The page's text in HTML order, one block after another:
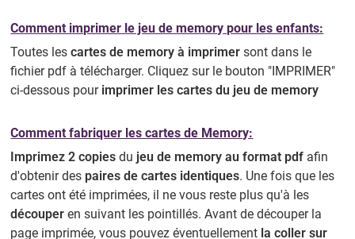
Comment imprimer le jeu de memory pour les enfants:
Toutes lescartes de memory à imprimer sont dans le
fichier pdf à télécharger. Cliquez sur le bouton "IMPRIMER"
ci-dessous pour imprimer les cartes du jeu de memory
Comment fabriquer les cartes de Memory:
Imprimez 2 copies du jeu de memory au format pdf afin
d'obtenir des paires de cartes identiques. Une fois que les
cartes ont été imprimées, il ne vous reste plus qu'à les
découper en suivant les pointillés. Avant de découper la
page imprimée, vous pouvez éventuellement la coller sur